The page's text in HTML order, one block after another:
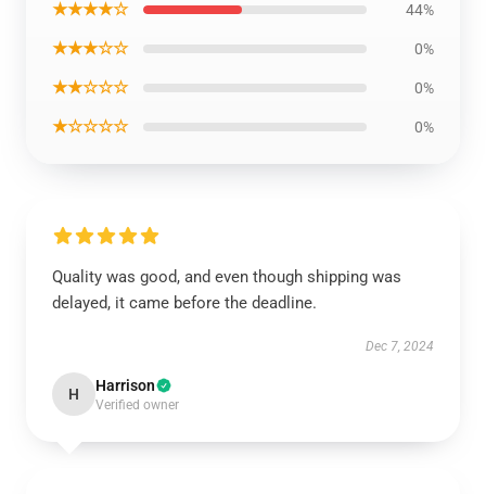
★★★★☆ 44%
★★★☆☆ 0%
★★☆☆☆ 0%
★☆☆☆☆ 0%
Quality was good, and even though shipping was
delayed, it came before the deadline.
Dec 7, 2024
H Harrison
Verified owner